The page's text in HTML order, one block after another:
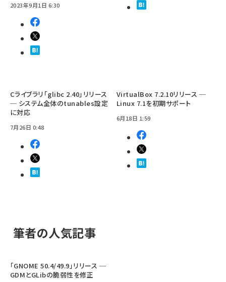
2023年9月1日 6:30
Cライブラリ「glibc 2.40」リリース
─ システム全体のtunables設定
に対応
7月26日 0:48
VirtualBox 7.2.10リリース ─
Linux 7.1を初期サポート
6月18日 1:59
筆者の人気記事
「GNOME 50.4/49.9」リリース ─
GDMとGLibの脆弱性を修正